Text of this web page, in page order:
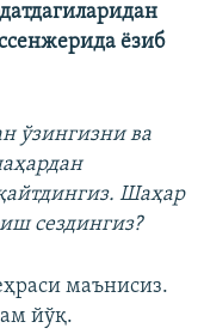
ёзиб
ўзингизни ва
Шаҳар
сездингиз?
маънисиз.
йўқ.